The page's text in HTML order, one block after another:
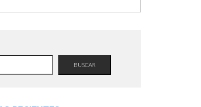
BUSCAR